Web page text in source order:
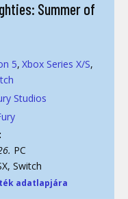
Summer of
5 Xbox Series X/S
Studios
PC
Switch
adatlapjára